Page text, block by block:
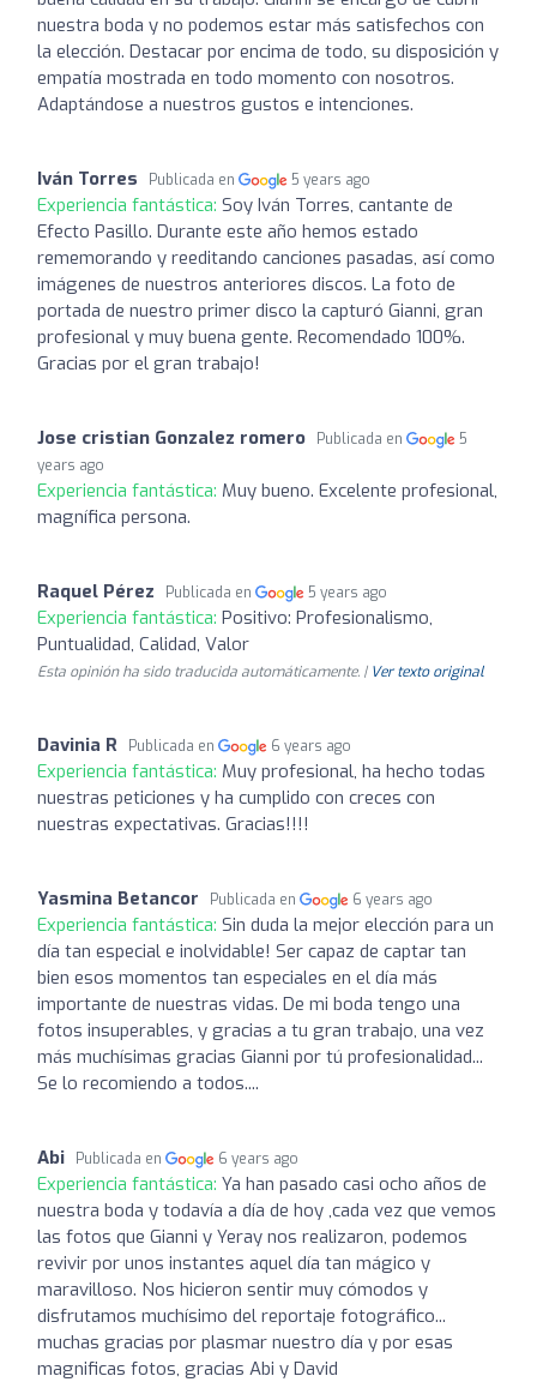
nuestra boda y no podemos estar más satisfechos con
la elección. Destacar por encima de todo, su disposición y
empatía mostrada en todo momento con nosotros.
Adaptándose a nuestros gustos e intenciones.
Iván Torres Publicada en 5 years ago
Experiencia fantástica: Soy Iván Torres, cantante de
Efecto Pasillo. Durante este año hemos estado
rememorando y reeditando canciones pasadas, así como
imágenes de nuestros anteriores discos. La foto de
portada de nuestro primer disco la capturó Gianni, gran
profesional y muy buena gente. Recomendado 100%.
Gracias por el gran trabajo!
Jose cristian Gonzalez romero Publicada en
5
years ago
Experiencia fantástica: Muy bueno. Excelente profesional,
magnífica persona.
Raquel Pérez Publicada en 5 years ago
Experiencia fantástica: Positivo: Profesionalismo,
Puntualidad, Calidad, Valor
Esta opinión ha sido traducida automáticamente. | Ver texto original
Davinia R Publicada en 6 years ago
Experiencia fantástica: Muy profesional, ha hecho todas
nuestras peticiones y ha cumplido con creces con
nuestras expectativas. Gracias!!!!
Yasmina Betancor Publicada en 6 years ago
Experiencia fantástica: Sin duda la mejor elección para un
día tan especial e inolvidable! Ser capaz de captar tan
bien esos momentos tan especiales en el día más
importante de nuestras vidas. De mi boda tengo una
fotos insuperables, y gracias a tu gran trabajo, una vez
más muchísimas gracias Gianni por tú profesionalidad...
Se lo recomiendo a todos....
Abi Publicada en 6 years ago
Experiencia fantástica: Ya han pasado casi ocho años de
nuestra boda y todavía a día de hoy ,cada vez que vemos
las fotos que Gianni y Yeray nos realizaron, podemos
revivir por unos instantes aquel día tan mágico y
maravilloso. Nos hicieron sentir muy cómodos y
disfrutamos muchísimo del reportaje fotográfico...
muchas gracias por plasmar nuestro día y por esas
magnificas fotos, gracias Abi y David